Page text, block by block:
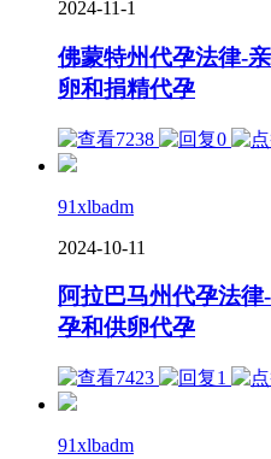
2024-11-1
佛蒙特州代孕法律-
卵和捐精代孕
7238 0
91xlbadm
2024-10-11
阿拉巴马州代孕法
孕和供卵代孕
7423 1
91xlbadm